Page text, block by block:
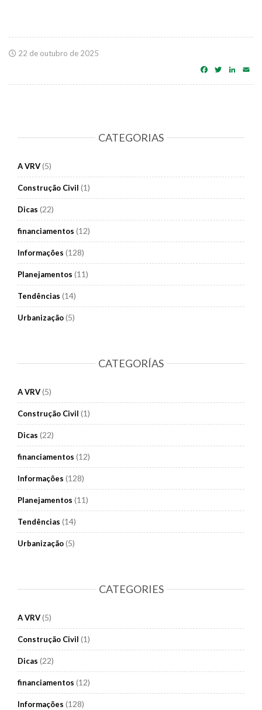
22 de outubro de 2025
Facebook
Twitter
CATEGORIAS
A VRV(5)
Construção Civil (1)
Dicas (22)
financiamentos (12)
Informações (128)
Planejamentos (11)
Tendências (14)
Urbanização(5)
CATEGORÍAS
A VRV(5)
Construção Civil (1)
Dicas (22)
financiamentos (12)
Informações (128)
Planejamentos (11)
Tendências (14)
Urbanização(5)
CATEGORIES
A VRV(5)
Construção Civil (1)
Dicas (22)
financiamentos (12)
Informações (128)